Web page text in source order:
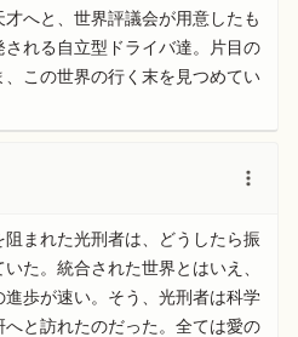
へと、世界評議会が用意したも
れる自立型ドライバ達。片目の
この世界の行く末を見つめてい
まれた光刑者は、どうしたら振
た。統合された世界とはいえ、
歩が速い。そう、光刑者は科学
と訪れたのだった。全ては愛の